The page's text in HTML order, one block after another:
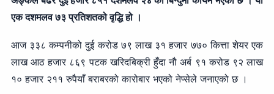
एक दशमलव ७३ प्रतिशतको वृद्धि हो ।
आज ३३८ कम्पनीको दुई करोड ७९ लाख ३१ हजार ७७० कित्ता शेयर एक
लाख आठ हजार ८६९ पटक खरिदबिक्री हुँदा नौ अर्ब ९१ करोड ९२ लाख
१० हजार २११ रुपैयाँ बराबरको कारोबार भएको नेप्सेले जनाएको छ ।